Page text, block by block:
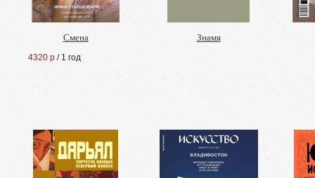
Смена
4320 р / 1 год
Знамя